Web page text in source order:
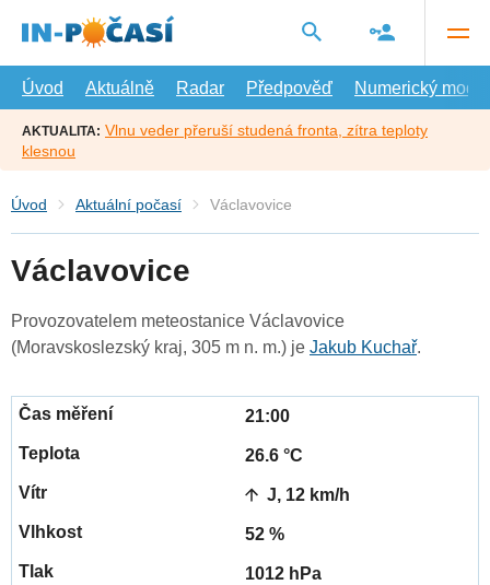
hlavní
Úvod
Aktuálně Radar Předpověď Numerický model
AKTUALITA: Vlnu veder přeruší studená fronta, zítra teploty
klesnou
Úvod Aktuální počasí Václavovice
Václavovice
Provozovatelem meteostanice Václavovice
(Moravskoslezský kraj, 305 m n. m.) je Jakub Kuchař.
21:00
26.6 °C
J, 12 km/h
52 %
1012 hPa